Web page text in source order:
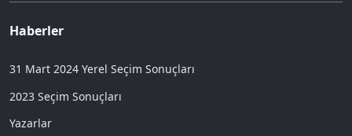
Haberler
31 Mart 2024 Yerel Seçim Sonuçları
2023 Seçim Sonuçları
Yazarlar